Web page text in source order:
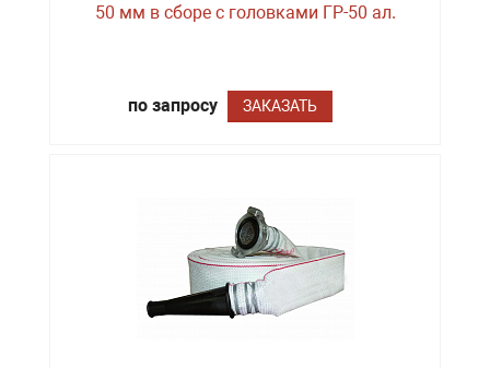
50 мм в сборе с головками ГР-50 ал.
по запросу ЗАКАЗАТЬ